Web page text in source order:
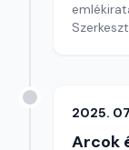
2025.
Arcok